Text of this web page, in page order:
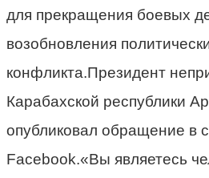
для прекращения боевых
возобновления
конфликта.Президент
Карабахской республики
опубликовал обращение в
Facebook.«Вы являетесь